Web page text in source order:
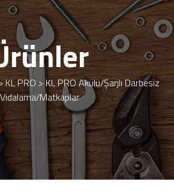
KL PRO >KL PRO Akülü/Şarjlı Darbesiz
Vidalama/Matkaplar